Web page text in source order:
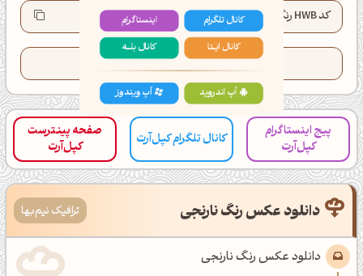
کد HWB رنگ: HWB(31°, 8%, 1%)
تعداد کدهای کپی شده این رنگ:24
پیج اینستاگرام
کپل‌آرت
کانال تلگرام کپل‌آرت
صفحه پینترست
کپل‌آرت
دانلود عکس رنگ نارنجی ترافیک نیم‌بها
دانلود عکس رنگ نارنجی
کانال تلگرام
اینستاگرام
کانال ایــتا
کانال بلـــه
اَپ اندروید اَپ ویندوز